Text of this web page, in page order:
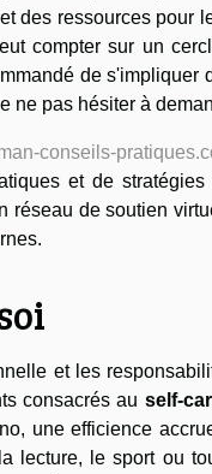
des ressources pour
compter sur un
de s'impliquer
ne pas hésiter à
conseils-
et de
réseau de soutien
et les
consacrés au self-
une efficience
lecture, le sport ou